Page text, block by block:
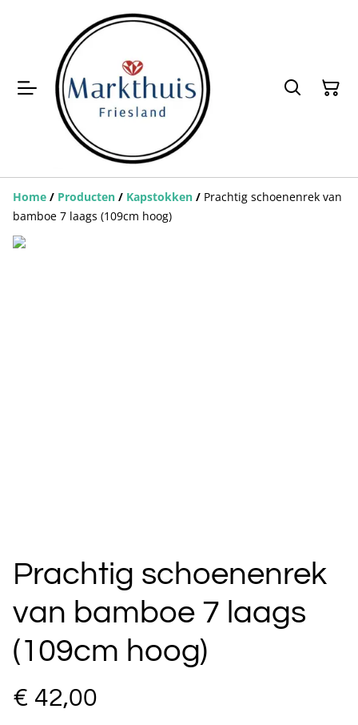
Home / Producten / Kapstokken / Prachtig schoenenrek van
bamboe 7 laags (109cm hoog)
Prachtig schoenenrek
van bamboe 7 laags
(109cm hoog)
€ 42,00